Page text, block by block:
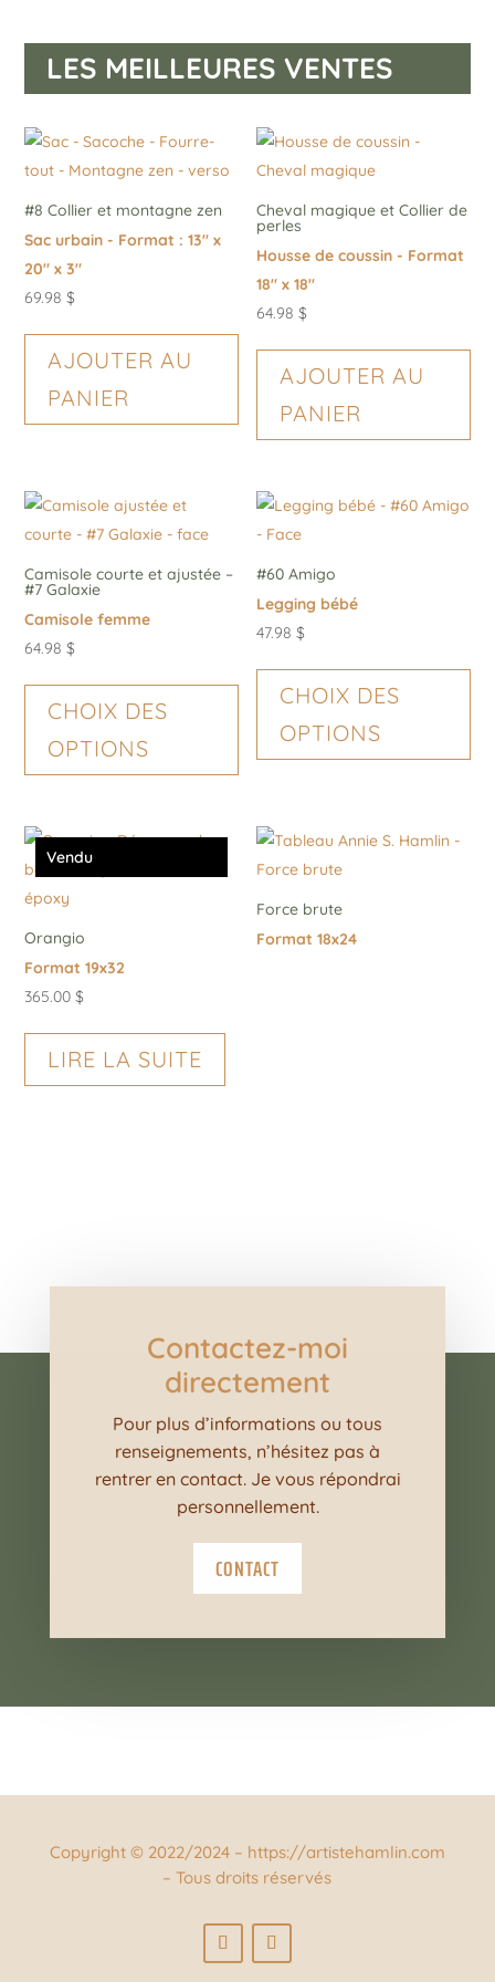
LES MEILLEURES VENTES
#8 Collier et montagne zen
Sac urbain - Format : 13" x
20" x 3"
69.98$
AJOUTER AU
PANIER
Cheval magique et Collier de
perles
Housse de coussin - Format
18" x 18"
64.98$
AJOUTER AU
PANIER
Camisole courte et ajustée –
#7 Galaxie
Camisole femme
64.98$
CHOIX DES
OPTIONS
produit
plusieurs
options
peuvent
être
choisies
#60 Amigo
Legging bébé
47.98$
CHOIX DES
OPTIONS
Vendu
Orangio
Format 19x32
365.00$
LIRE LA SUITE
Force brute
Format 18x24
Contactez-moi
directement
Pour plus d’informations ou tous
renseignements, n’hésitez pas à
rentrer en contact. Je vous répondrai
personnellement.
CONTACT
Copyright © 2022/2024 – https://artistehamlin.com
– Tous droits réservés